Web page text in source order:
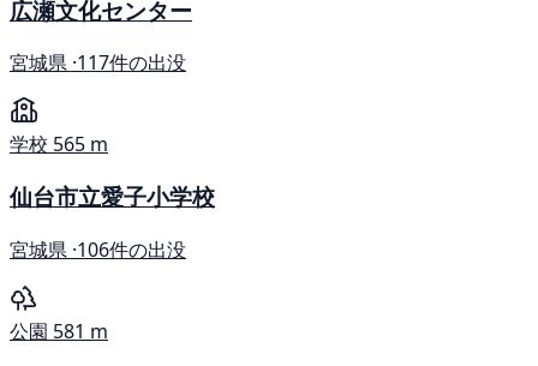
広瀬文化センター
宮城県 ·117件の出没
学校 565 m
仙台市立愛子小学校
宮城県 ·106件の出没
公園 581 m